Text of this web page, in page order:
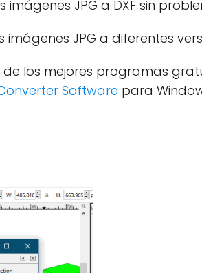
JPG a DXF sin
JPG a diferentes
los mejores programas
Software para